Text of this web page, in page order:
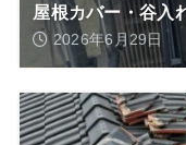
屋根カバー・谷
2026年6月29日